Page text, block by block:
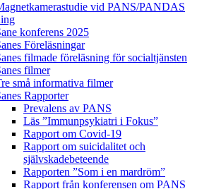
vid PANS/PANDAS
konferens 2025
Föreläsningar
filmade föreläsning för socialtjänsten
filmer
små informativa filmer
Rapporter
Prevalens av PANS
Läs ”Immunpsykiatri i Fokus”
Rapport om Covid-19
Rapport om suicidalitet och
självskadebeteende
Rapporten ”Som i en mardröm”
Rapport från konferensen om PANS